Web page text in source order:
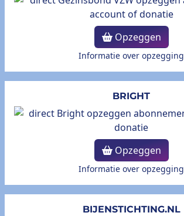
Opzeggen
Informatie over opzegging
BRIGHT
Opzeggen
Informatie over opzegging
BIJENSTICHTING.NL